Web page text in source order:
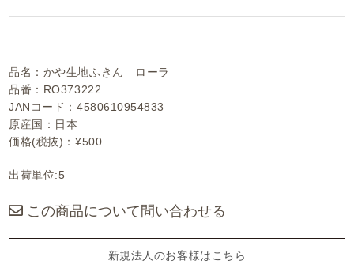
品名：かや生地ふきん ローラ
品番：RO373222
JANコード：4580610954833
原産国：日本
価格(税抜)：¥500
出荷単位:5
この商品について問い合わせる
新規法人のお客様はこちら